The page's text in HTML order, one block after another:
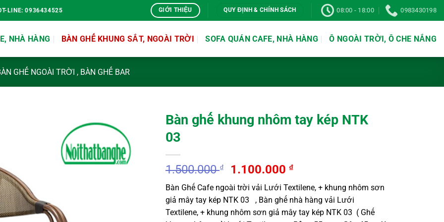
LINE: 0936434525 GIỚI THIỆU QUY ĐỊNH & CHÍNH SÁCH 08:00 - 18:00 0983430198
NHÀ HÀNG BÀN GHẾ KHUNG SẮT, NGOÀI TRỜI SOFA QUÁN CAFE, NHÀ HÀNG Ô NGOÀI TRỜI, Ô CHE NẮNG
GHẾ NGOÀI TRỜI , BÀN GHẾ BAR
Bàn ghế khung nhôm tay kép NTK
03
1.500.000₫
Original
price
was:
1.500.000 ₫.
1.100.000 ₫Current
price
is:
1.100.000 ₫.
Bàn Ghế Cafe ngoài trời vải Lưới Textilene, + khung nhôm sơn
giả mây tay kép NTK 03 , Bàn ghế nhà hàng vải Lưới
Textilene, + khung nhôm sơn giả mây tay kép NTK 03 ( Ghế